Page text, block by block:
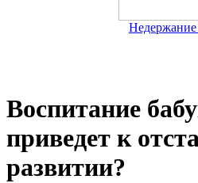
Воспитание
приведет к
развитии?